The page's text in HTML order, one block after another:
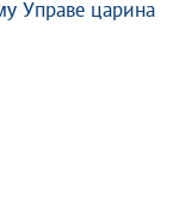
Управе царина